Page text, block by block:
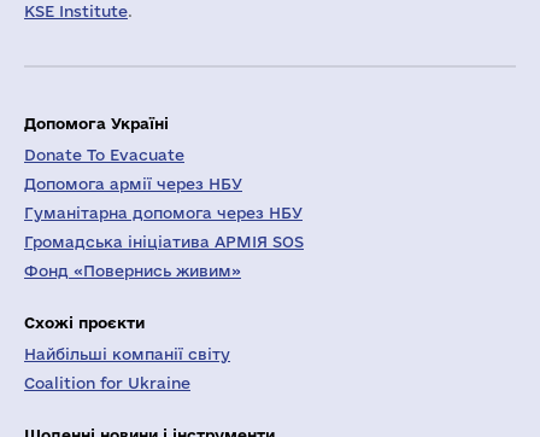
KSE Institute.
Допомога Україні
Donate To Evacuate
Допомога армії через НБУ
Гуманітарна допомога через НБУ
Громадська ініціатива АРМІЯ SOS
Фонд «Повернись живим»
Схожі проєкти
Найбільші компанії світу
Coalition for Ukraine